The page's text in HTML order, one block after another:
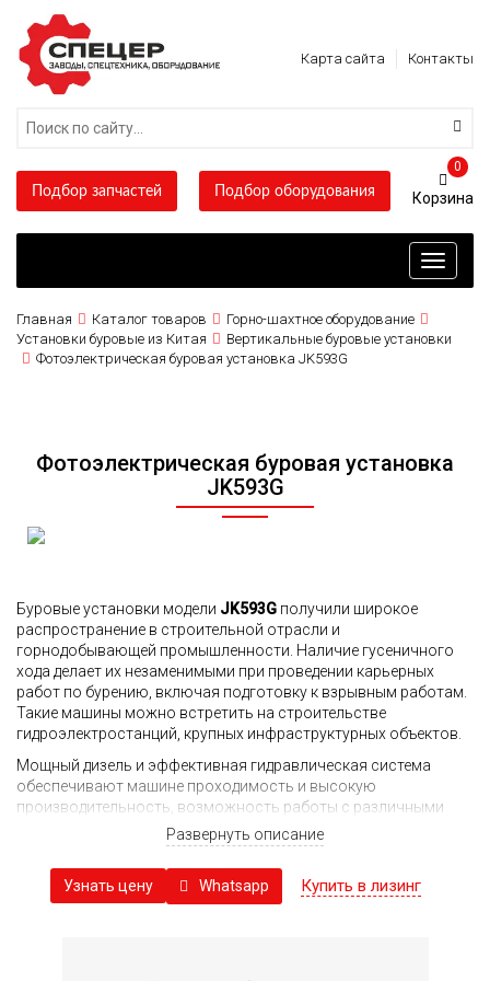
Карта сайта Контакты
Подбор запчастей Подбор оборудования
0
Toggle
Главная Каталог товаров
Горно-шахтное оборудование
Установки буровые из Китая
Вертикальные буровые установки
Фотоэлектрическая буровая установка JK593G
Фотоэлектрическая буровая установка
JK593G
Буровые установки модели JK593G получили широкое
распространение в строительной отрасли и
горнодобывающей промышленности. Наличие гусеничного
хода делает их незаменимыми при проведении карьерных
работ по бурению, включая подготовку к взрывным работам.
Такие машины можно встретить на строительстве
гидроэлектростанций, крупных инфраструктурных объектов.
Мощный дизель и эффективная гидравлическая система
обеспечивают машине проходимость и высокую
производительность, возможность работы с различными
породами. Для вспомогательных операций установка
обеспечена дополнительным гидромотором.
Блок вращения с двумя двигателями позволяет регулировать
скорость вращения бура, адаптируя ее под твердость породы,
Развернуть описание
Узнать цену Whatsapp Купить в лизинг